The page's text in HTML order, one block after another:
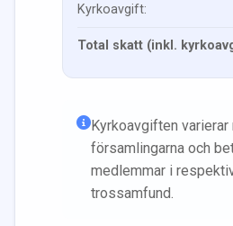
Kyrkoavgift:
Total skatt (inkl.
Kyrkoavgiften varierar
församlingarna och
medlemmar i
trossamfund.